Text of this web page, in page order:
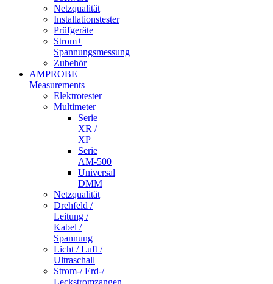
Netzqualität
Installationstester
Prüfgeräte
Strom+
Spannungsmessung
Zubehör
AMPROBE
Measurements
Elektrotester
Multimeter
Serie
XR /
XP
Serie
AM-500
Universal
DMM
Netzqualität
Drehfeld /
Leitung /
Kabel /
Spannung
Licht / Luft /
Ultraschall
Strom-/ Erd-/
Leckstromzangen